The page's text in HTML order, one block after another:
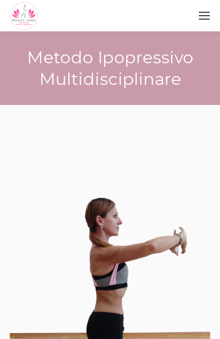
Metodo Ipopressivo
Multidisciplinare